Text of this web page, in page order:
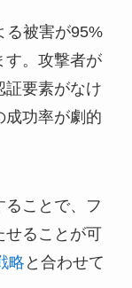
る被害が95%
す。攻撃者が
証要素がなけ
成功率が劇的
ことで、フ
せることが可
略 と合わせて